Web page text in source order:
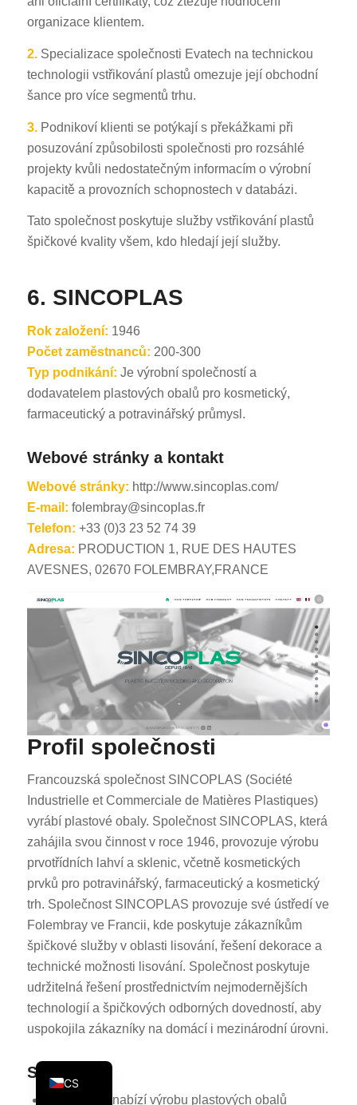
organizace klientem.
2.Specializace společnosti Evatech na technickou
technologii vstřikování plastů omezuje její obchodní
šance pro více segmentů trhu.
3.Podnikoví klienti se potýkají s překážkami při
posuzování způsobilosti společnosti pro rozsáhlé
projekty kvůli nedostatečným informacím o výrobní
kapacitě a provozních schopnostech v databázi.
Tato společnost poskytuje služby vstřikování plastů
špičkové kvality všem, kdo hledají její služby.
6. SINCOPLAS
Rok založení: 1946
Počet zaměstnanců: 200-300
Typ podnikání: Je výrobní společností a
dodavatelem plastových obalů pro kosmetický,
farmaceutický a potravinářský průmysl.
Webové stránky a kontakt
Webové stránky: http://www.sincoplas.com/
E-mail: folembray@sincoplas.fr
Telefon: +33 (0)3 23 52 74 39
Adresa: PRODUCTION 1, RUE DES HAUTES
AVESNES, 02670 FOLEMBRAY,FRANCE
Profil společnosti
Francouzská společnost SINCOPLAS (Société
Industrielle et Commerciale de Matières Plastiques)
vyrábí plastové obaly. Společnost SINCOPLAS, která
zahájila svou činnost v roce 1946, provozuje výrobu
prvotřídních lahví a sklenic, včetně kosmetických
prvků pro potravinářský, farmaceutický a kosmetický
trh. Společnost SINCOPLAS provozuje své ústředí ve
Folembray ve Francii, kde poskytuje zákazníkům
špičkové služby v oblasti lisování, řešení dekorace a
technické možnosti lisování. Společnost poskytuje
udržitelná řešení prostřednictvím nejmodernějších
technologií a špičkových odborných dovedností, aby
uspokojila zákazníky na domácí i mezinárodní úrovni.
Služby
Společnost nabízí výrobu plastových obalů
CS
IT
FR
RU
NL
PL
AR
ES
JA
PT
DA
FI
EL
SV
RO
ES_MX